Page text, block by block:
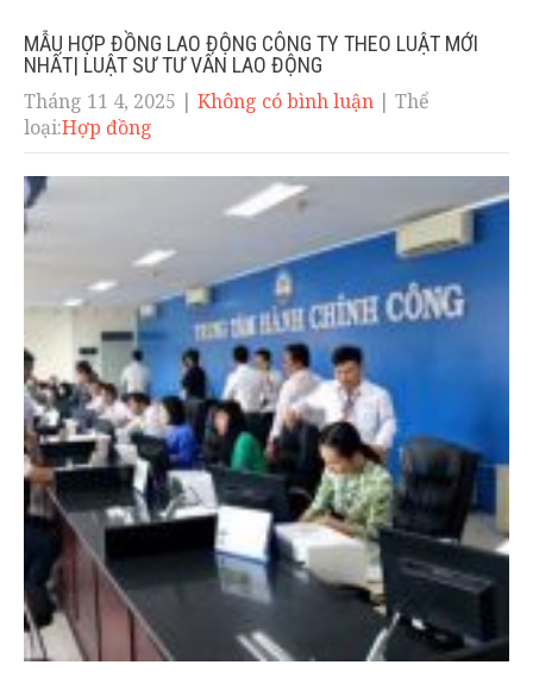
MẪU HỢP ĐỒNG LAO ĐỘNG CÔNG TY THEO LUẬT MỚI
NHẤT| LUẬT SƯ TƯ VẤN LAO ĐỘNG
Tháng 11 4, 2025 | Không có bình luận | Thể
loại:Hợp đồng